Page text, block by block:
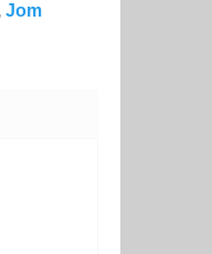
Jom